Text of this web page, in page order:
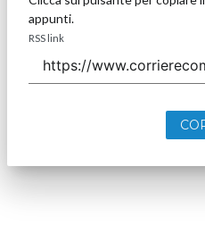
appunti.
RSS link